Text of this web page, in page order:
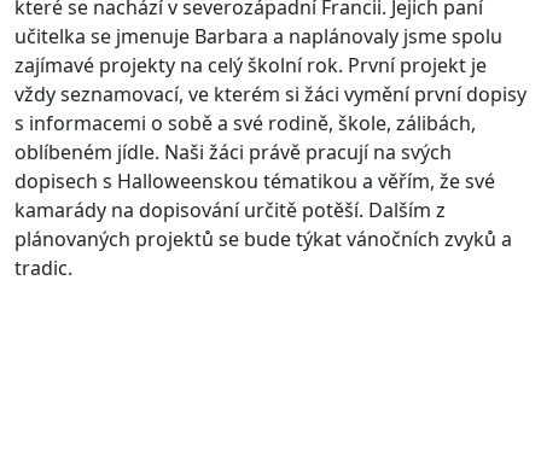
které se nachází v severozápadní Francii. Jejich paní
učitelka se jmenuje Barbara a naplánovaly jsme spolu
zajímavé projekty na celý školní rok. První projekt je
vždy seznamovací, ve kterém si žáci vymění první dopisy
s informacemi o sobě a své rodině, škole, zálibách,
oblíbeném jídle. Naši žáci právě pracují na svých
dopisech s Halloweenskou tématikou a věřím, že své
kamarády na dopisování určitě potěší. Dalším z
plánovaných projektů se bude týkat vánočních zvyků a
tradic.